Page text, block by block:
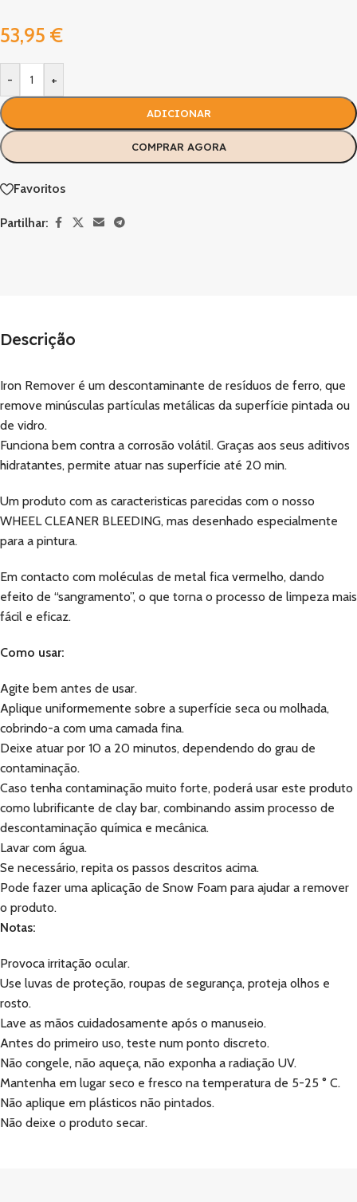
53,95 €
- +
ADICIONAR
COMPRAR AGORA
Favoritos
Partilhar:
Descrição
Iron Remover é um descontaminante de resíduos de ferro, que
remove minúsculas partículas metálicas da superfície pintada ou
de vidro.
Funciona bem contra a corrosão volátil. Graças aos seus aditivos
hidratantes, permite atuar nas superfície até 20 min.
Um produto com as caracteristicas parecidas com o nosso
WHEEL CLEANER BLEEDING, mas desenhado especialmente
para a pintura.
Em contacto com moléculas de metal fica vermelho, dando
efeito de “sangramento”, o que torna o processo de limpeza mais
fácil e eficaz.
Como usar:
Agite bem antes de usar.
Aplique uniformemente sobre a superfície seca ou molhada,
cobrindo-a com uma camada fina.
Deixe atuar por 10 a 20 minutos, dependendo do grau de
contaminação.
Caso tenha contaminação muito forte, poderá usar este produto
como lubrificante de clay bar, combinando assim processo de
descontaminação química e mecânica.
Lavar com água.
Se necessário, repita os passos descritos acima.
Pode fazer uma aplicação de Snow Foam para ajudar a remover
o produto.
Notas:
Provoca irritação ocular.
Use luvas de proteção, roupas de segurança, proteja olhos e
rosto.
Lave as mãos cuidadosamente após o manuseio.
Antes do primeiro uso, teste num ponto discreto.
Não congele, não aqueça, não exponha a radiação UV.
Mantenha em lugar seco e fresco na temperatura de 5-25 ° C.
Não aplique em plásticos não pintados.
Não deixe o produto secar.